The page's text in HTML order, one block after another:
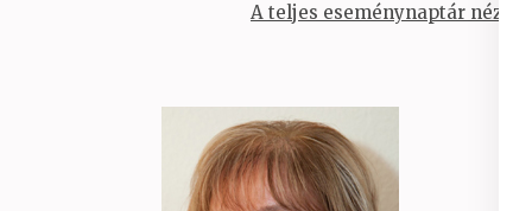
A teljes eseménynaptár nézet